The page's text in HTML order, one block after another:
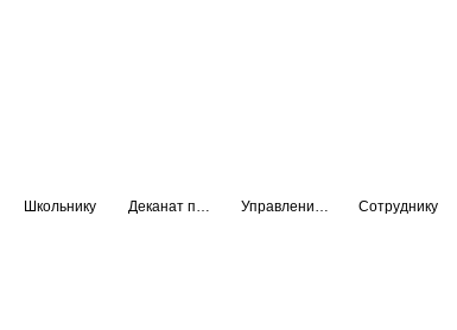
Школьнику Сотруднику